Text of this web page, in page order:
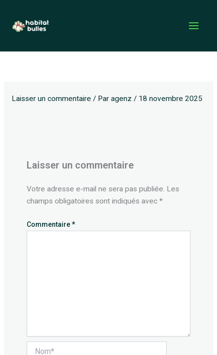
contenu
Laisser un commentaire / Par agenz / 18 novembre 2025
Laisser un commentaire
Votre adresse e-mail ne sera pas publiée. Les
champs obligatoires sont indiqués avec *
Commentaire*